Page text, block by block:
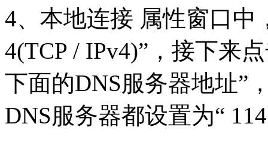
4、本地连接 属性窗口中
4(TCP / IPv4)”，接下来
下面的DNS服务器地址”
DNS服务器都设置为“